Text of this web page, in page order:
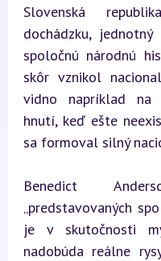
Slovenská
dochádzku,
spoločnú národnú
skôr vznikol
vidno napríklad na
hnutí, keď ešte
sa formoval silný
Benedict
„predstavovaných
je v skutočnosti
nadobúda reálne